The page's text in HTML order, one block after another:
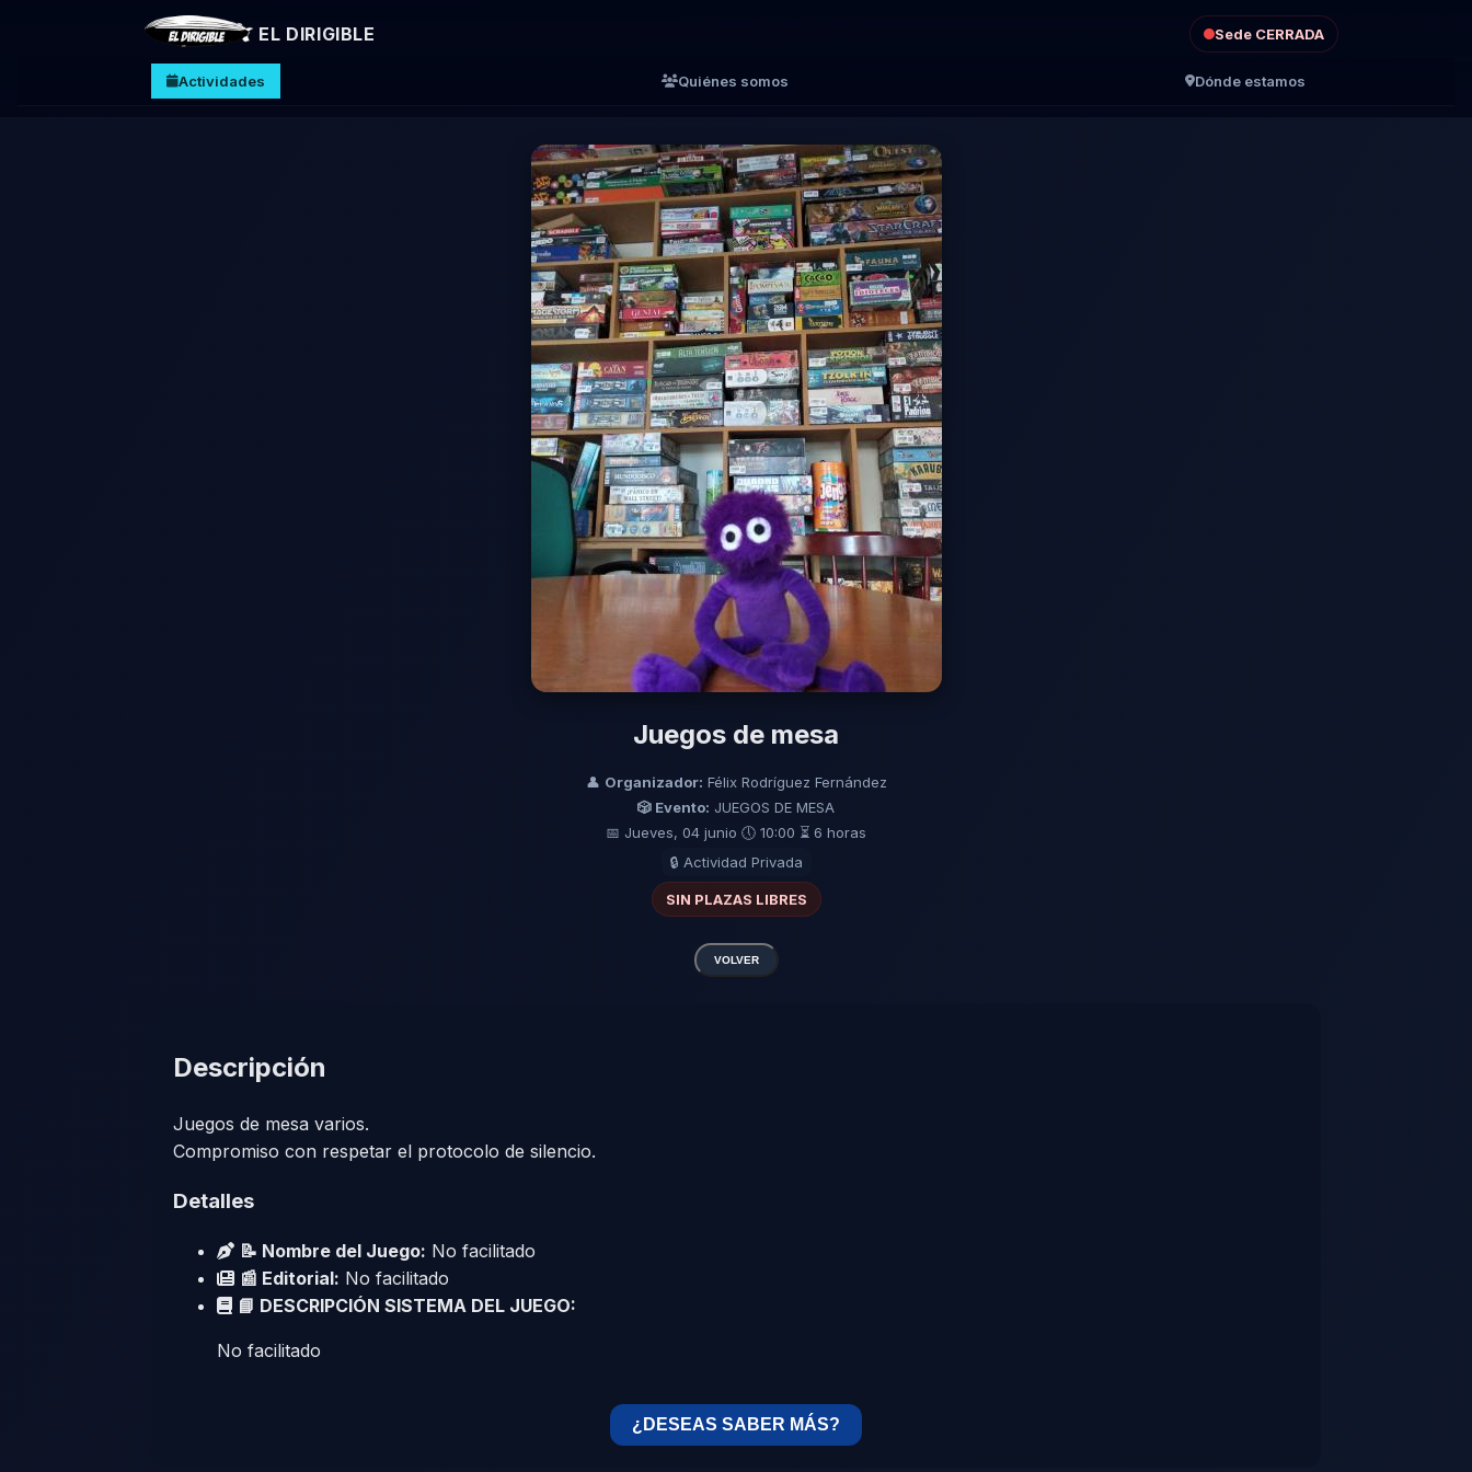
EL DIRIGIBLE Sede CERRADA
Actividades Quiénes somos Dónde estamos
Juegos de mesa
👤 Organizador: Félix Rodríguez Fernández
🎲 Evento: JUEGOS DE MESA
📅 Jueves, 04 junio 🕔 10:00 ⏳ 6 horas
🔒 Actividad Privada
SIN PLAZAS LIBRES
VOLVER
Descripción
Juegos de mesa varios.
Compromiso con respetar el protocolo de silencio.
Detalles
📝 Nombre del Juego: No facilitado
📰 Editorial: No facilitado
📘 DESCRIPCIÓN SISTEMA DEL JUEGO:
No facilitado
¿DESEAS SABER MÁS?